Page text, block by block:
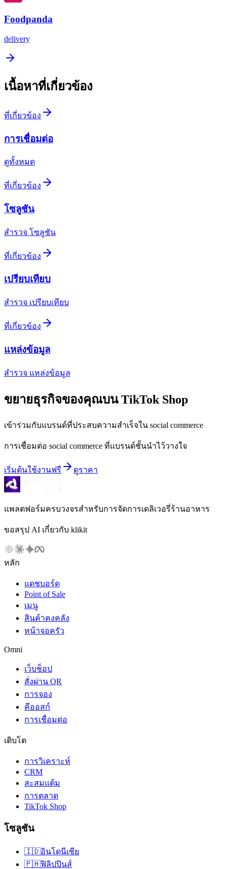
Foodpanda
delivery
เนื้อหาที่เกี่ยวข้อง
ที่เกี่ยวข้อง
การเชื่อมต่อ
ดูทั้งหมด
ที่เกี่ยวข้อง
โซลูชัน
สำรวจ โซลูชัน
ที่เกี่ยวข้อง
เปรียบเทียบ
สำรวจ เปรียบเทียบ
ที่เกี่ยวข้อง
แหล่งข้อมูล
สำรวจ แหล่งข้อมูล
ขยายธุรกิจของคุณบน TikTok Shop
เข้าร่วมกับแบรนด์ที่ประสบความสำเร็จใน social commerce
การเชื่อมต่อ social commerce ที่แบรนด์ชั้นนำไว้วางใจ
เริ่มต้นใช้งานฟรี ดูราคา
แพลตฟอร์มครบวงจรสำหรับการจัดการเดลิเวอรี่ร้านอาหาร
ขอสรุป AI เกี่ยวกับ klikit
หลัก
แดชบอร์ด
Point of Sale
เมนู
สินค้าคงคลัง
หน้าจอครัว
Omni
เว็บช็อป
สั่งผ่าน QR
การจอง
คีออสก์
การเชื่อมต่อ
เติบโต
การวิเคราะห์
CRM
สะสมแต้ม
การตลาด
TikTok Shop
โซลูชัน
🇮🇩อินโดนีเซีย
🇵🇭ฟิลิปปินส์